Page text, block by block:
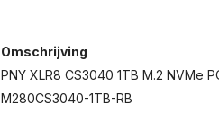
Omschrijving
PNY XLR8 CS3040 1TB M.2 NVMe
M280CS3040-1TB-RB